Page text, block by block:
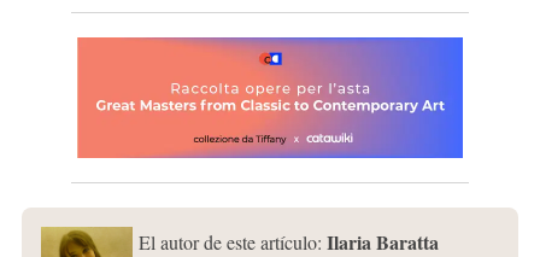
El autor de este artículo: Ilaria Baratta